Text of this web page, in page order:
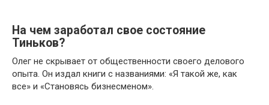
На чем заработал свое состояние
Тиньков?
Олег не скрывает от общественности своего делового
опыта. Он издал книги с названиями: «Я такой же, как
все» и «Становясь бизнесменом».